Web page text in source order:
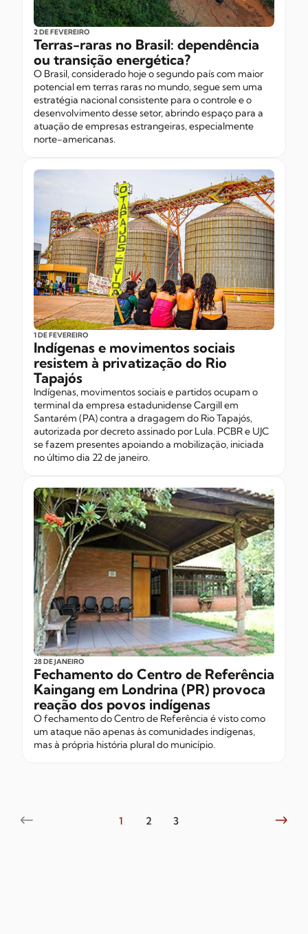
2 DE FEVEREIRO
Terras-raras no Brasil: dependência
ou transição energética?
O Brasil, considerado hoje o segundo país com maior
potencial em terras raras no mundo, segue sem uma
estratégia nacional consistente para o controle e o
desenvolvimento desse setor, abrindo espaço para a
atuação de empresas estrangeiras, especialmente
norte-americanas.
1 DE FEVEREIRO
Indígenas e movimentos sociais
resistem à privatização do Rio
Tapajós
Indígenas, movimentos sociais e partidos ocupam o
terminal da empresa estadunidense Cargill em
Santarém (PA) contra a dragagem do Rio Tapajós,
autorizada por decreto assinado por Lula. PCBR e UJC
se fazem presentes apoiando a mobilização, iniciada
no último dia 22 de janeiro.
28 DE JANEIRO
Fechamento do Centro de Referência
Kaingang em Londrina (PR) provoca
reação dos povos indígenas
O fechamento do Centro de Referência é visto como
um ataque não apenas às comunidades indígenas,
mas à própria história plural do município.
1 2 3